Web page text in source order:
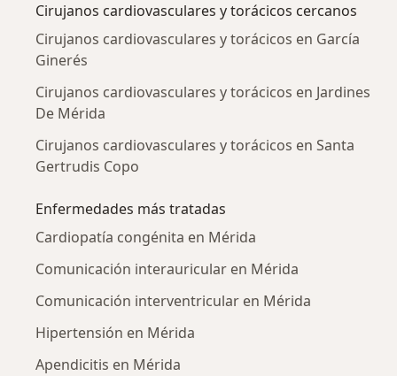
Cirujanos cardiovasculares y torácicos cercanos
Cirujanos cardiovasculares y torácicos en García
Ginerés
Cirujanos cardiovasculares y torácicos en Jardines
De Mérida
Cirujanos cardiovasculares y torácicos en Santa
Gertrudis Copo
Enfermedades más tratadas
Cardiopatía congénita en Mérida
Comunicación interauricular en Mérida
Comunicación interventricular en Mérida
Hipertensión en Mérida
Apendicitis en Mérida